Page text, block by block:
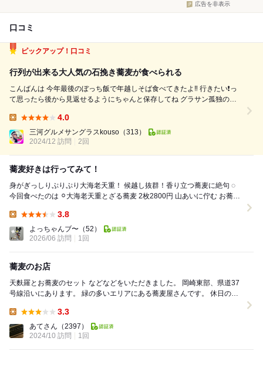
広告を非表示
口コミ
ピックアップ！口コミ
行列が出来る大人気の石挽き蕎麦が食べられる
こんばんは 今年最後のぼっち飯で年越しそば食べてきたよ‼️ 行きたい❗️っ
て思ったら後から見返せるようにちゃんと保存してね グラサン孤独のぼ
4.0
三河グルメサングラスkouso （313）
2024/12 訪問
2回
蕎麦好きは行ってみて！
身がぎっしりぷりぷり大海老天重！ 候越し抜群！香り立つ蕎麦に絶句 ◌
今回食べたのは ⚪︎大海老天重とざる蕎麦 2枚2800円 山あいに佇む お蕎麦
3.8
よっちゃんブ〜 （52）
2026/06 訪問
1回
蕎麦のお店
天麩羅とお蕎麦のセット などなどをいただきました。 岡崎東部、県道37
号線沿いにあります。 緑の多いエリアにある蕎麦屋さんです。 休日の昼
3.3
あてさん （2397）
2024/10 訪問
1回